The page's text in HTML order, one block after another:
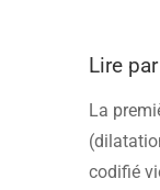
Lire
La
codifié